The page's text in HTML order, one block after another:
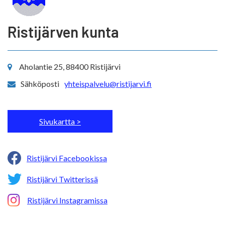
Ristijärven kunta
Aholantie 25, 88400 Ristijärvi
Sähköposti yhteispalvelu@ristijarvi.fi
Sivukartta >
Ristijärvi Facebookissa
Ristijärvi Twitterissä
Ristijärvi Instagramissa